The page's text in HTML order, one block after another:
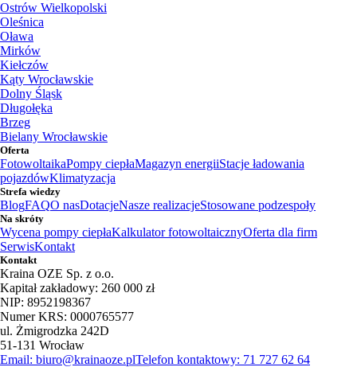
Ostrów Wielkopolski
Oleśnica
Oława
Mirków
Kiełczów
Kąty Wrocławskie
Dolny Śląsk
Długołęka
Brzeg
Bielany Wrocławskie
Oferta
FotowoltaikaPompy ciepłaMagazyn energiiStacje ładowania
pojazdówKlimatyzacja
Strefa wiedzy
BlogFAQO nasDotacjeNasze realizacjeStosowane podzespoły
Na skróty
Wycena pompy ciepłaKalkulator fotowoltaicznyOferta dla firm
SerwisKontakt
Kontakt
Kraina OZE Sp. z o.o.
Kapitał zakładowy: 260 000 zł
NIP: 8952198367
Numer KRS: 0000765577
ul. Żmigrodzka 242D
51-131 Wrocław
Email: biuro@krainaoze.plTelefon kontaktowy: 71 727 62 64